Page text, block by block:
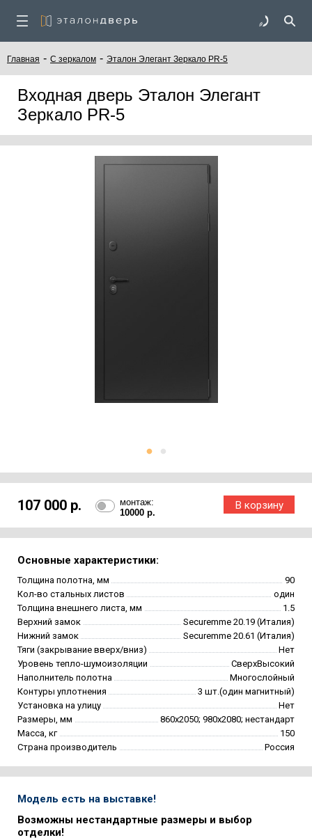
Главная - C зеркалом - Эталон Элегант Зеркало PR-5
Входная дверь Эталон Элегант
Зеркало PR-5
107 000 р.
монтаж:
10000 р.
Основные характеристики:
Толщина полотна, мм
90
Кол-во стальных листов
один
Толщина внешнего листа, мм
1.5
Верхний замок
Securemme 20.19 (Италия)
Нижний замок
Securemme 20.61 (Италия)
Тяги (закрывание вверх/вниз)
Нет
Уровень тепло-шумоизоляции
СверхВысокий
Наполнитель полотна
Многослойный
Контуры уплотнения
3 шт.(один магнитный)
Установка на улицу
Нет
Размеры, мм
860х2050; 980х2080; нестандарт
Масса, кг
150
Страна производитель
Россия
Модель есть на выставке!
Возможны нестандартные размеры и выбор
отделки!